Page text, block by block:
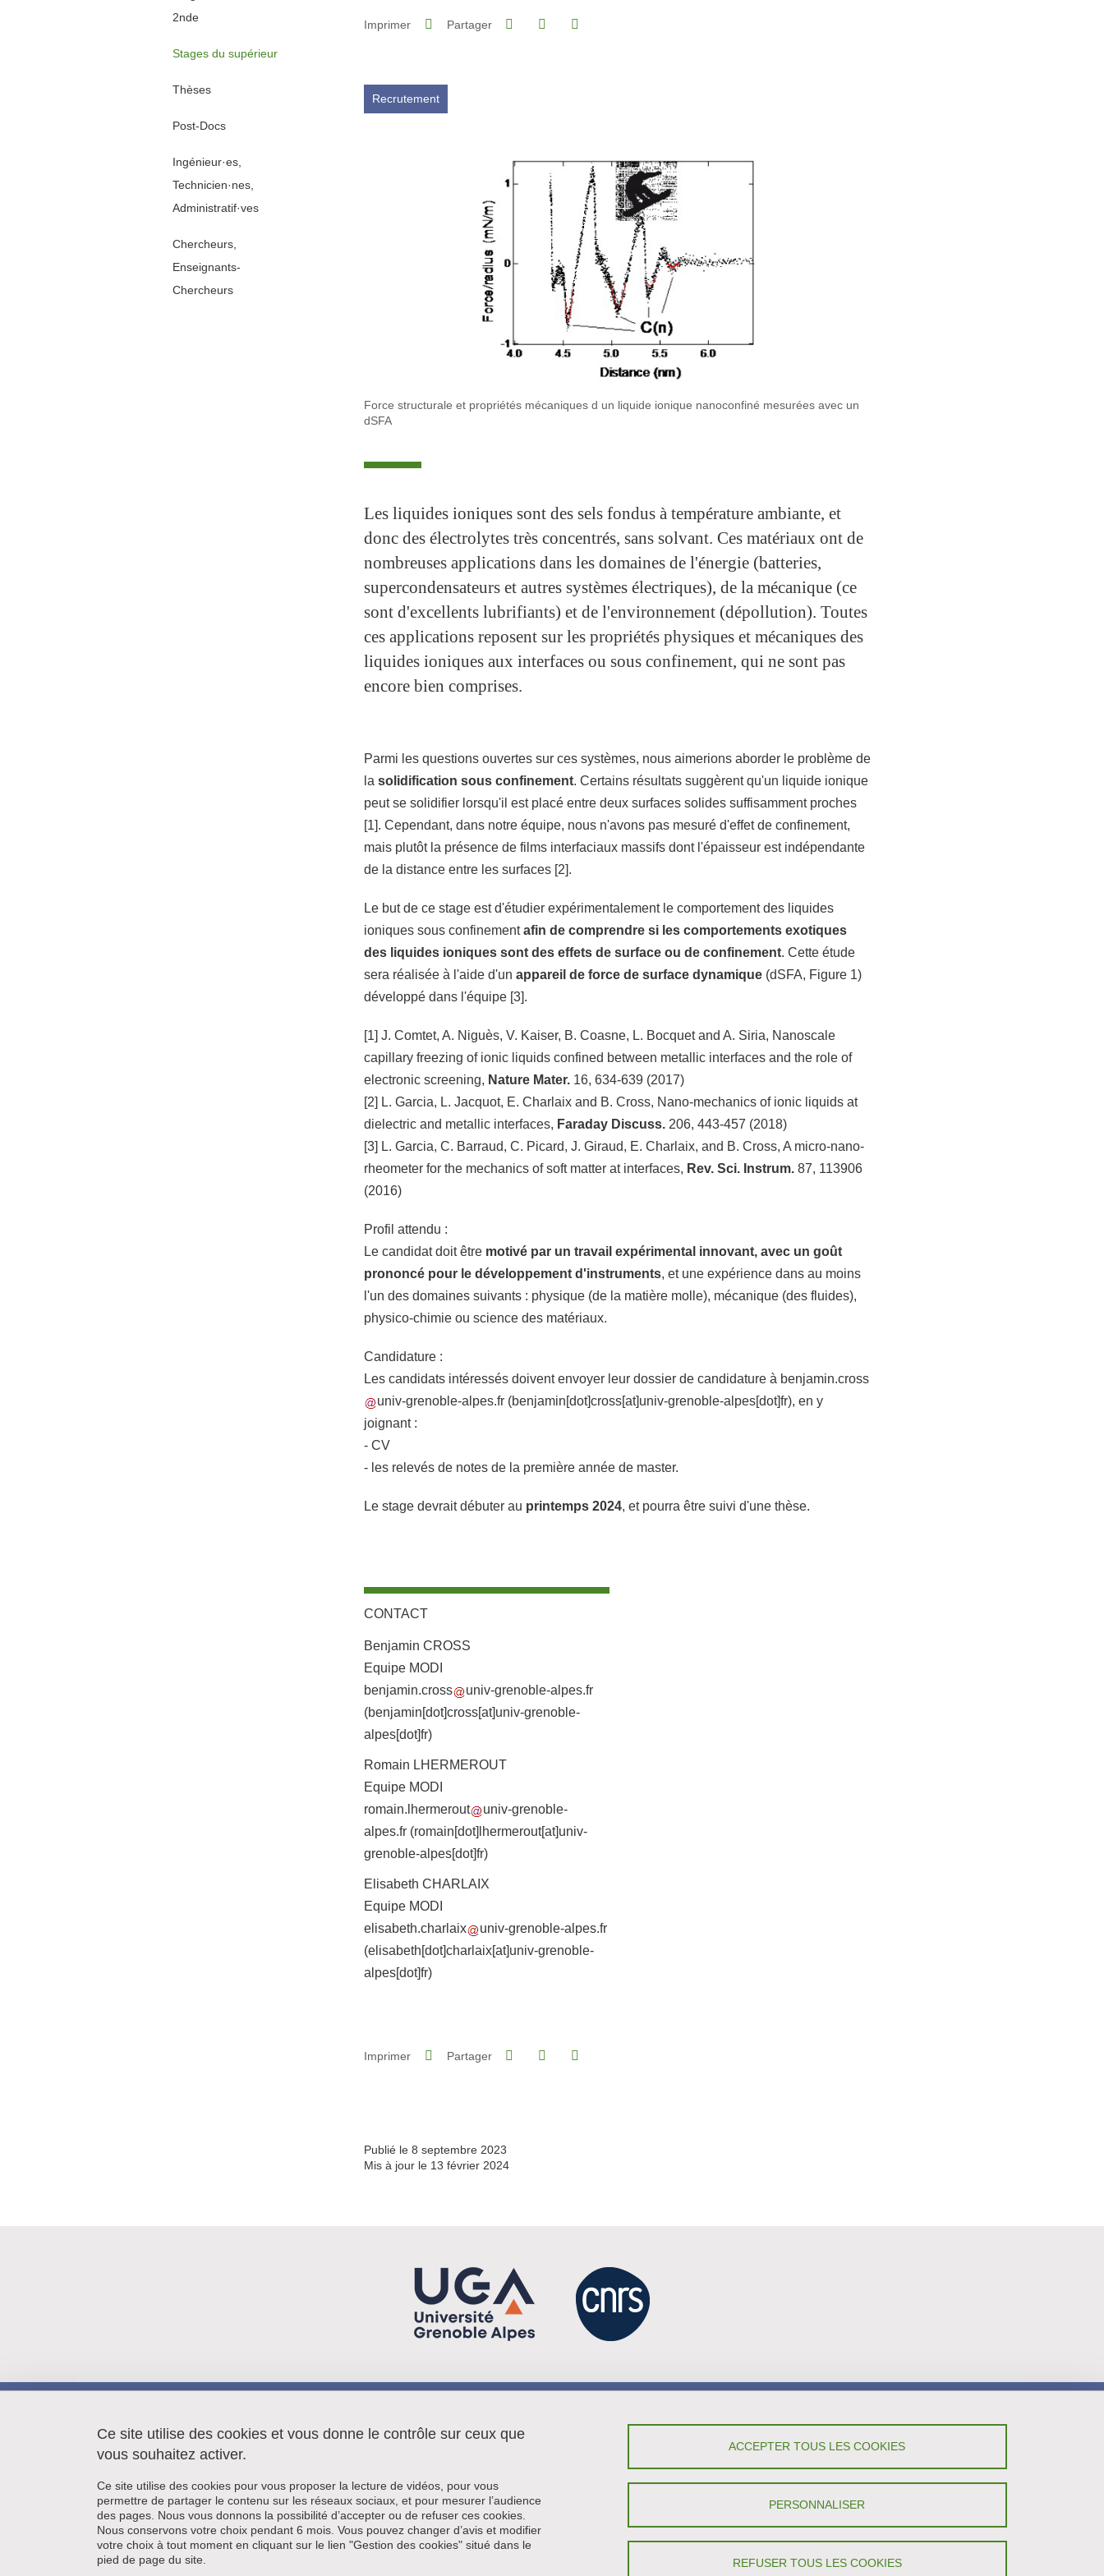
2nde
Stages du supérieur
Thèses
Post-Docs
Ingénieur·es,
Technicien·nes,
Administratif·ves
Chercheurs,
Enseignants-
Chercheurs
Imprimer Partager Partager sur Facebook
Partager sur LinkedIn
Recrutement
Force structurale et propriétés mécaniques d un liquide ionique nanoconfiné mesurées avec un
dSFA
Les liquides ioniques sont des sels fondus à température ambiante, et
donc des électrolytes très concentrés, sans solvant. Ces matériaux ont de
nombreuses applications dans les domaines de l'énergie (batteries,
supercondensateurs et autres systèmes électriques), de la mécanique (ce
sont d'excellents lubrifiants) et de l'environnement (dépollution). Toutes
ces applications reposent sur les propriétés physiques et mécaniques des
liquides ioniques aux interfaces ou sous confinement, qui ne sont pas
encore bien comprises.
Parmi les questions ouvertes sur ces systèmes, nous aimerions aborder le problème de
la solidification sous confinement. Certains résultats suggèrent qu'un liquide ionique
peut se solidifier lorsqu'il est placé entre deux surfaces solides suffisamment proches
[1]. Cependant, dans notre équipe, nous n'avons pas mesuré d'effet de confinement,
mais plutôt la présence de films interfaciaux massifs dont l'épaisseur est indépendante
de la distance entre les surfaces [2].
Le but de ce stage est d'étudier expérimentalement le comportement des liquides
ioniques sous confinementafin de comprendre si les comportements exotiques
des liquides ioniques sont des effets de surface ou de confinement. Cette étude
sera réalisée à l'aide d'un appareil de force de surface dynamique(dSFA, Figure 1)
développé dans l'équipe [3].
[1] J. Comtet, A. Niguès, V. Kaiser, B. Coasne, L. Bocquet and A. Siria, Nanoscale
capillary freezing of ionic liquids confined between metallic interfaces and the role of
electronic screening, Nature Mater. 16, 634-639 (2017)
[2] L. Garcia, L. Jacquot, E. Charlaix and B. Cross, Nano-mechanics of ionic liquids at
dielectric and metallic interfaces, Faraday Discuss.206, 443-457 (2018)
[3] L. Garcia, C. Barraud, C. Picard, J. Giraud, E. Charlaix, and B. Cross, A micro-nano-
rheometer for the mechanics of soft matter at interfaces, Rev. Sci. Instrum.87, 113906
(2016)
Profil attendu :
Le candidat doit être motivé par un travail expérimental innovant, avec un goût
prononcé pour le développement d'instruments, et une expérience dans au moins
l'un des domaines suivants : physique (de la matière molle), mécanique (des fluides),
physico-chimie ou science des matériaux.
Candidature :
Les candidats intéressés doivent envoyer leur dossier de candidature à benjamin.cross
univ-grenoble-alpes.fr(benjamin[dot]cross[at]univ-grenoble-alpes[dot]fr), en y
joignant :
- CV
- les relevés de notes de la première année de master.
Le stage devrait débuter au printemps 2024, et pourra être suivi d'une thèse.
CONTACT
Benjamin CROSS
Equipe MODI
benjamin.cross
univ-grenoble-alpes.fr
(benjamin[dot]cross[at]univ-grenoble-
alpes[dot]fr)
Romain LHERMEROUT
Equipe MODI
romain.lhermerout
univ-grenoble-
alpes.fr(romain[dot]lhermerout[at]univ-
grenoble-alpes[dot]fr)
Elisabeth CHARLAIX
Equipe MODI
elisabeth.charlaix
univ-grenoble-alpes.fr
(elisabeth[dot]charlaix[at]univ-grenoble-
alpes[dot]fr)
Imprimer Partager Partager sur Facebook
Partager sur LinkedIn
Publié le 8 septembre 2023
Mis à jour le 13 février 2024
140 rue de la Physique
38402 Saint Martin d'Hères
Menu footer
Plan du site
Données personnelles
Politique des cookies
Gestion des cookies
Ce site utilise des cookies et vous donne le contrôle sur ceux que
vous souhaitez activer.
Ce site utilise des cookies pour vous proposer la lecture de vidéos, pour vous
permettre de partager le contenu sur les réseaux sociaux, et pour mesurer l’audience
des pages. Nous vous donnons la possibilité d’accepter ou de refuser ces cookies.
Nous conservons votre choix pendant 6 mois. Vous pouvez changer d’avis et modifier
votre choix à tout moment en cliquant sur le lien "Gestion des cookies" situé dans le
pied de page du site.
ACCEPTER TOUS LES COOKIES
REFUSER TOUS LES COOKIES
PERSONNALISER